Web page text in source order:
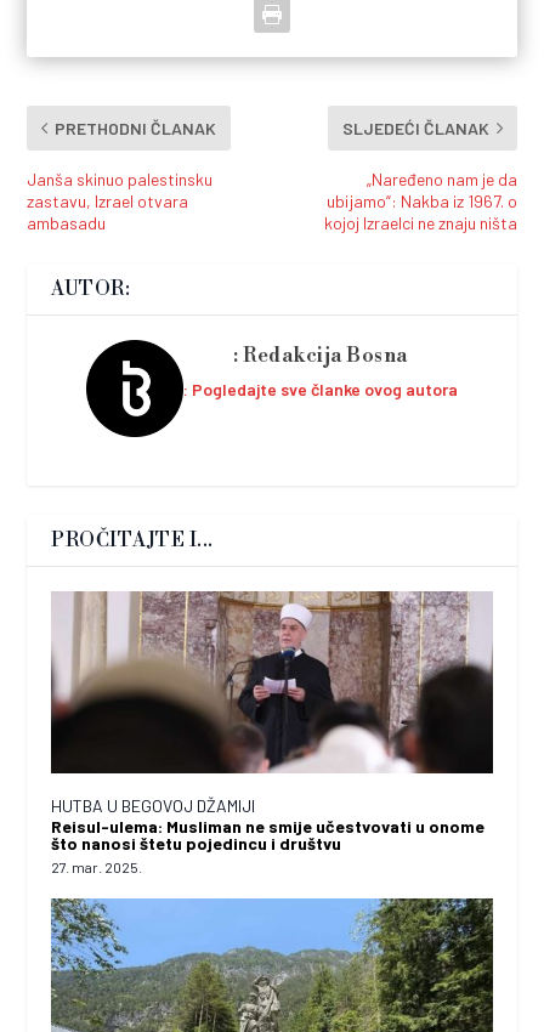
PRETHODNI ČLANAK
Janša skinuo palestinsku
zastavu, Izrael otvara
ambasadu
SLJEDEĆI ČLANAK
„Naređeno nam je da
ubijamo“: Nakba iz 1967. o
kojoj Izraelci ne znaju ništa
AUTOR:
Redakcija Bosna
Pogledajte sve članke ovog autora
PROČITAJTE I...
HUTBA U BEGOVOJ DŽAMIJI
Reisul-ulema: Musliman ne smije učestvovati u onome
što nanosi štetu pojedincu i društvu
27. mar. 2025.